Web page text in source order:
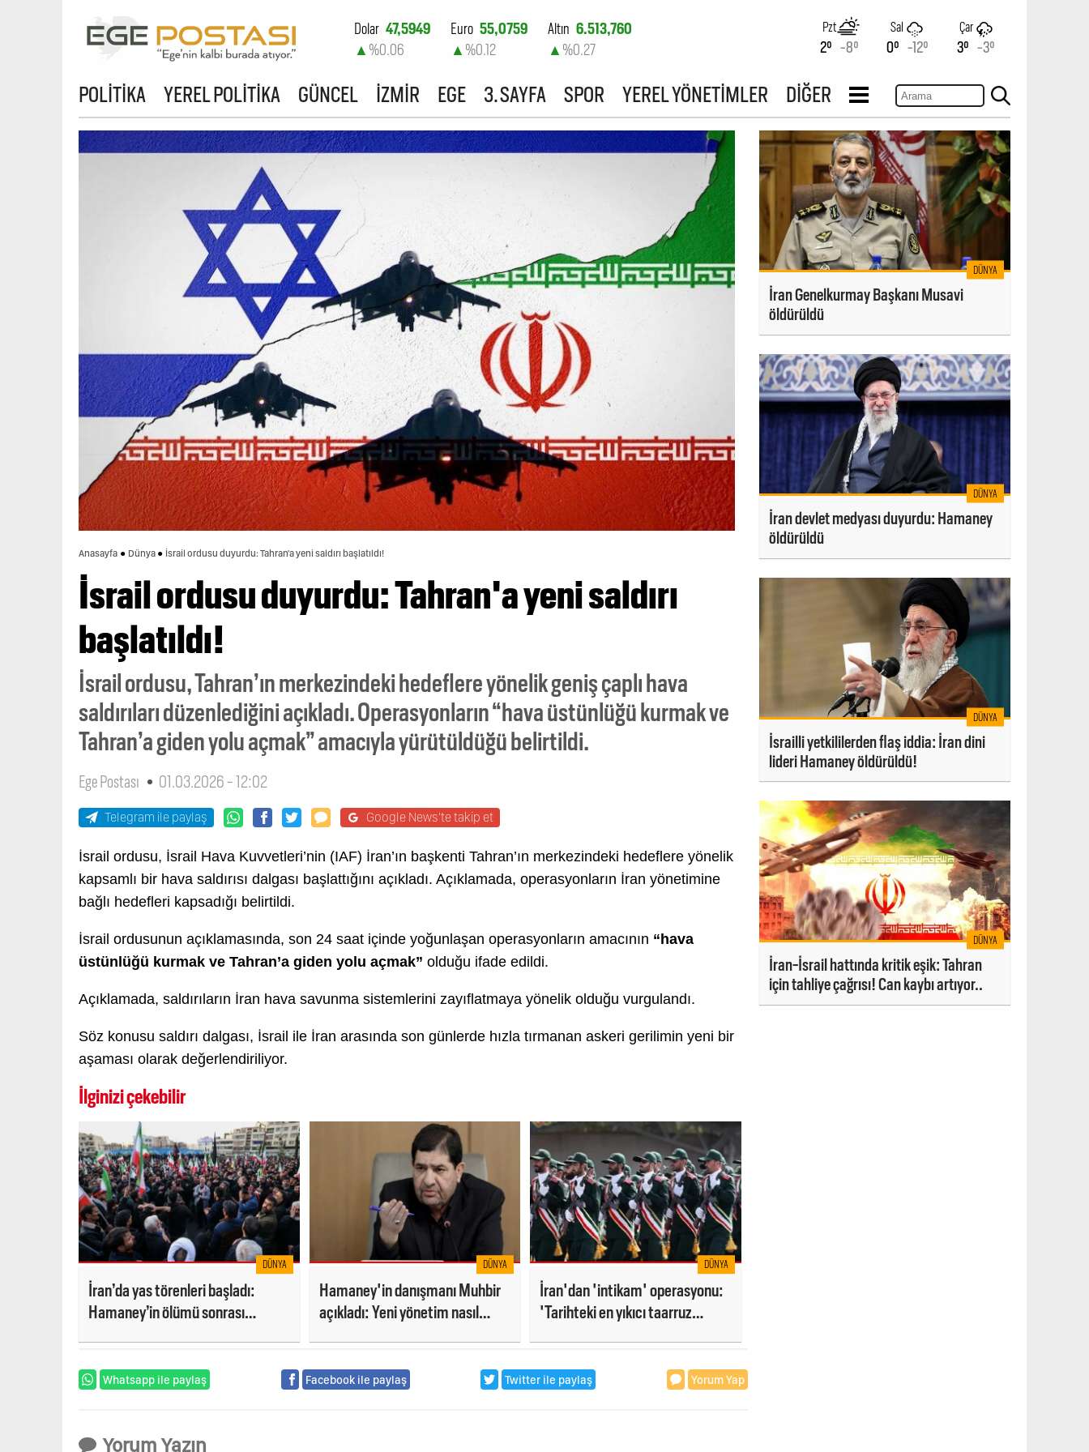
Dolar 47,5949
▲ %0.06
Euro 55,0759
▲ %0.12
Altın 6.513,760
▲ %0.27
%0
Pzt
2° -8°
Sal
0° -12°
Çar
3° -3°
POLİTİKA YEREL POLİTİKA GÜNCEL İZMİR EGE 3. SAYFA SPOR YEREL YÖNETİMLER DİĞER
Anasayfa Dünya İsrail ordusu duyurdu: Tahran'a yeni saldırı başlatıldı!
İsrail ordusu duyurdu: Tahran'a yeni saldırı
başlatıldı!
İsrail ordusu, Tahran’ın merkezindeki hedeflere yönelik geniş çaplı hava
saldırıları düzenlediğini açıkladı. Operasyonların “hava üstünlüğü kurmak ve
Tahran’a giden yolu açmak” amacıyla yürütüldüğü belirtildi.
Ege Postası 01.03.2026 - 12:02
Telegram ile paylaş Google News'te takip et
İsrail ordusu, İsrail Hava Kuvvetleri’nin (IAF) İran’ın başkenti Tahran’ın merkezindeki hedeflere yönelik
kapsamlı bir hava saldırısı dalgası başlattığını açıkladı. Açıklamada, operasyonların İran yönetimine
bağlı hedefleri kapsadığı belirtildi.
İsrail ordusunun açıklamasında, son 24 saat içinde yoğunlaşan operasyonların amacının “hava
üstünlüğü kurmak ve Tahran’a giden yolu açmak” olduğu ifade edildi.
Açıklamada, saldırıların İran hava savunma sistemlerini zayıflatmaya yönelik olduğu vurgulandı.
Söz konusu saldırı dalgası, İsrail ile İran arasında son günlerde hızla tırmanan askeri gerilimin yeni bir
aşaması olarak değerlendiriliyor.
İlginizi çekebilir
DÜNYA
İran’da yas törenleri başladı:
Hamaney’in ölümü sonrası
DÜNYA
Hamaney'in danışmanı Muhbir
açıkladı: Yeni yönetim nasıl
DÜNYA
İran'dan 'intikam' operasyonu:
'Tarihteki en yıkıcı taarruz
Whatsapp ile paylaş Facebook ile paylaş Twitter ile paylaş Yorum Yap
Yorum Yazın
DÜNYA
İran Genelkurmay Başkanı Musavi
öldürüldü
DÜNYA
İran devlet medyası duyurdu: Hamaney
öldürüldü
DÜNYA
İsrailli yetkililerden flaş iddia: İran dini
lideri Hamaney öldürüldü!
DÜNYA
İran-İsrail hattında kritik eşik: Tahran
için tahliye çağrısı! Can kaybı artıyor..